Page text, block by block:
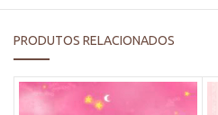
PRODUTOS RELACIONADOS